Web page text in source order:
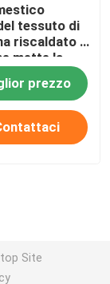
tessuto di
riscaldato il
mette la
di finitura di
prezzo
Site